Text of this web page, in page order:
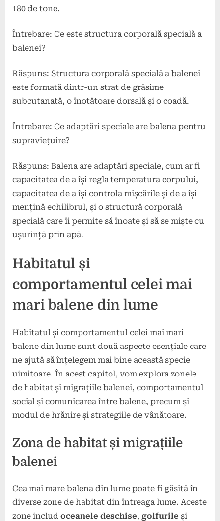
180 de tone.
Întrebare: Ce este structura corporală specială a
balenei?
Răspuns: Structura corporală specială a balenei
este formată dintr-un strat de grăsime
subcutanată, o înotătoare dorsală și o coadă.
Întrebare: Ce adaptări speciale are balena pentru
supraviețuire?
Răspuns: Balena are adaptări speciale, cum ar fi
capacitatea de a își regla temperatura corpului,
capacitatea de a își controla mișcările și de a își
mențină echilibrul, și o structură corporală
specială care îi permite să înoate și să se miște cu
ușurință prin apă.
Habitatul și
comportamentul celei mai
mari balene din lume
Habitatul și comportamentul celei mai mari
balene din lume sunt două aspecte esențiale care
ne ajută să înțelegem mai bine această specie
uimitoare. În acest capitol, vom explora zonele
de habitat și migrațiile balenei, comportamentul
social și comunicarea între balene, precum și
modul de hrănire și strategiile de vânătoare.
Zona de habitat și migrațiile
balenei
Cea mai mare balena din lume poate fi găsită în
diverse zone de habitat din întreaga lume. Aceste
zone includ oceanele deschise, golfurile și